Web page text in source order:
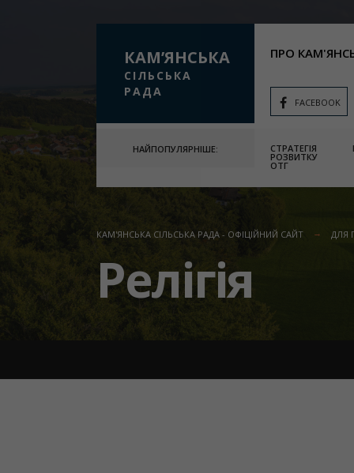
КАМʼЯНСЬКА
СІЛЬСЬКА
РАДА
ПРО
FACEBOOK
НАЙПОПУЛЯРНІШЕ: СТРАТЕГІЯ
РОЗВИТКУ
ОТГ
КАМ'ЯНСЬКА СІЛЬСЬКА РАДА - ОФІЦІЙНИЙ САЙТ ДЛЯ
Релігія